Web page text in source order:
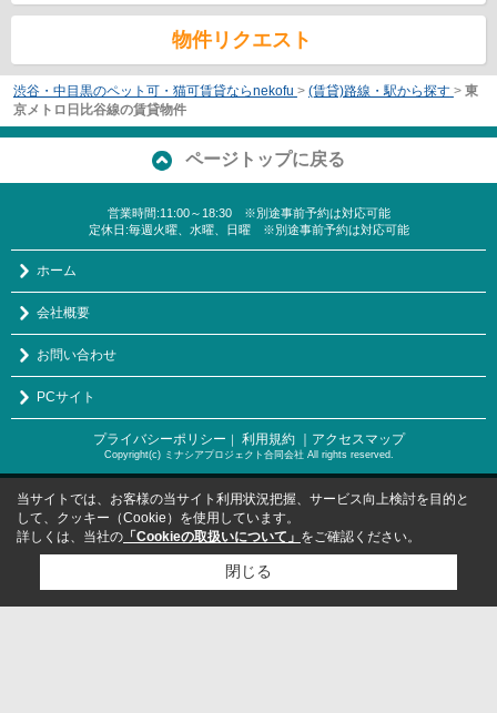
物件リクエスト
渋谷・中目黒のペット可・猫可賃貸ならnekofu > (賃貸)路線・駅から探す > 東
京メトロ日比谷線の賃貸物件
ページトップに戻る
営業時間:11:00～18:30 ※別途事前予約は対応可能
定休日:毎週火曜、水曜、日曜 ※別途事前予約は対応可能
ホーム
会社概要
お問い合わせ
PCサイト
プライバシーポリシー ｜ 利用規約 ｜アクセスマップ
Copyright(c) ミナシアプロジェクト合同会社 All rights reserved.
当サイトでは、お客様の当サイト利用状況把握、サービス向上検討を目的と
して、クッキー（Cookie）を使用しています。
詳しくは、当社の 「Cookieの取扱いについて」 をご確認ください。
閉じる